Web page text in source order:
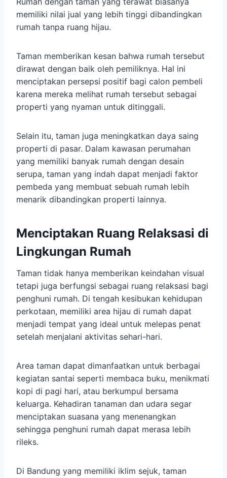
memiliki nilai jual yang lebih tinggi dibandingkan
rumah tanpa ruang hijau.
Taman memberikan kesan bahwa rumah tersebut
dirawat dengan baik oleh pemiliknya. Hal ini
menciptakan persepsi positif bagi calon pembeli
karena mereka melihat rumah tersebut sebagai
properti yang nyaman untuk ditinggali.
Selain itu, taman juga meningkatkan daya saing
properti di pasar. Dalam kawasan perumahan
yang memiliki banyak rumah dengan desain
serupa, taman yang indah dapat menjadi faktor
pembeda yang membuat sebuah rumah lebih
menarik dibandingkan properti lainnya.
Menciptakan Ruang Relaksasi di
Lingkungan Rumah
Taman tidak hanya memberikan keindahan visual
tetapi juga berfungsi sebagai ruang relaksasi bagi
penghuni rumah. Di tengah kesibukan kehidupan
perkotaan, memiliki area hijau di rumah dapat
menjadi tempat yang ideal untuk melepas penat
setelah menjalani aktivitas sehari-hari.
Area taman dapat dimanfaatkan untuk berbagai
kegiatan santai seperti membaca buku, menikmati
kopi di pagi hari, atau berkumpul bersama
keluarga. Kehadiran tanaman dan udara segar
menciptakan suasana yang menenangkan
sehingga penghuni rumah dapat merasa lebih
rileks.
Di Bandung yang memiliki iklim sejuk, taman